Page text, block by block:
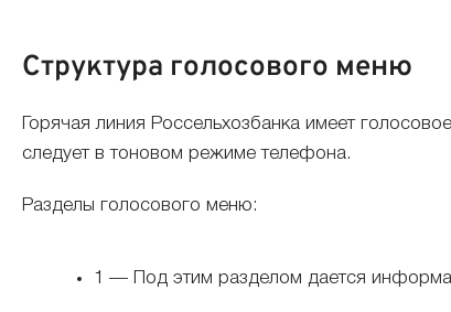
Структура голосового меню
Горячая линия Россельхозбанка имеет
следует в тоновом режиме телефона.
Разделы голосового меню:
1 — Под этим разделом дается